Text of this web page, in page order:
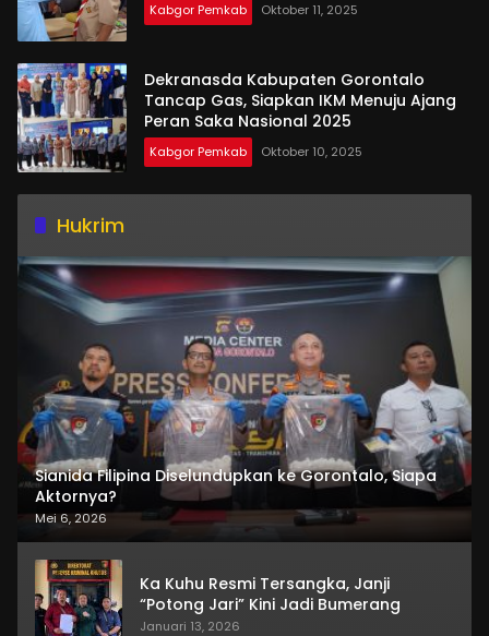
Kabgor Pemkab Oktober 11, 2025
Dekranasda Kabupaten Gorontalo
Tancap Gas, Siapkan IKM Menuju Ajang
Peran Saka Nasional 2025
Kabgor Pemkab Oktober 10, 2025
Hukrim
Sianida Filipina Diselundupkan ke Gorontalo, Siapa
Aktornya?
Mei 6, 2026
Ka Kuhu Resmi Tersangka, Janji
“Potong Jari” Kini Jadi Bumerang
Januari 13, 2026